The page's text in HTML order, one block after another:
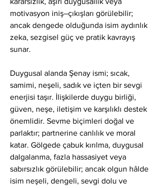
motivasyon iniş–çıkışları görülebilir;
ancak dengede olduğunda isim aydınlık
zeka, sezgisel güç ve pratik kavrayış
sunar.
Duygusal alanda Şenay ismi; sıcak,
samimi, neşeli, sadık ve içten bir sevgi
enerjisi taşır. İlişkilerde duygu birliği,
güven, neşe, iletişim ve karşılıklı destek
önemlidir. Sevme biçimleri doğal ve
parlaktır; partnerine canlılık ve moral
katar. Gölgede çabuk kırılma, duygusal
dalgalanma, fazla hassasiyet veya
sabırsızlık görülebilir; ancak olgun hâlde
isim neşeli, dengeli, sevgi dolu ve